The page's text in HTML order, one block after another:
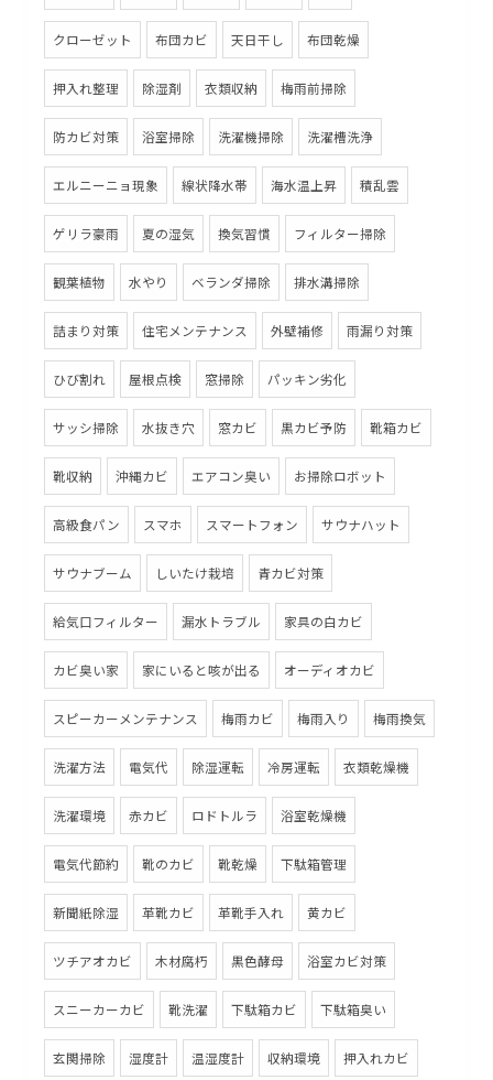
クローゼット 布団カビ 天日干し 布団乾燥
押入れ整理 除湿剤 衣類収納 梅雨前掃除
防カビ対策 浴室掃除 洗濯機掃除 洗濯槽洗浄
エルニーニョ現象 線状降水帯 海水温上昇 積乱雲
ゲリラ豪雨 夏の湿気 換気習慣 フィルター掃除
観葉植物 水やり ベランダ掃除 排水溝掃除
詰まり対策 住宅メンテナンス 外壁補修 雨漏り対策
ひび割れ 屋根点検 窓掃除 パッキン劣化
サッシ掃除 水抜き穴 窓カビ 黒カビ予防 靴箱カビ
靴収納 沖縄カビ エアコン臭い お掃除ロボット
高級食パン スマホ スマートフォン サウナハット
サウナブーム しいたけ栽培 青カビ対策
給気口フィルター 漏水トラブル 家具の白カビ
カビ臭い家 家にいると咳が出る オーディオカビ
スピーカーメンテナンス 梅雨カビ 梅雨入り 梅雨換気
洗濯方法 電気代 除湿運転 冷房運転 衣類乾燥機
洗濯環境 赤カビ ロドトルラ 浴室乾燥機
電気代節約 靴のカビ 靴乾燥 下駄箱管理
新聞紙除湿 革靴カビ 革靴手入れ 黄カビ
ツチアオカビ 木材腐朽 黒色酵母 浴室カビ対策
スニーカーカビ 靴洗濯 下駄箱カビ 下駄箱臭い
玄関掃除 湿度計 温湿度計 収納環境 押入れカビ